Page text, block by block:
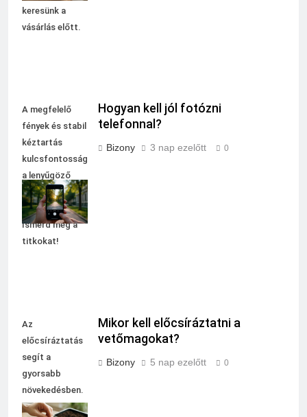
keresünk a
vásárlás előtt.
A megfelelő
fények és stabil
kéztartás
kulcsfontosságú
a lenyűgöző
mobilfotók
készítéséhez.
Ismerd meg a
titkokat!
Hogyan kell jól fotózni
telefonnal?
Bizony 3 nap ezelőtt 0
Az
előcsíráztatás
segít a
gyorsabb
növekedésben.
Tudj meg
Mikor kell előcsíráztatni a
vetőmagokat?
Bizony 5 nap ezelőtt 0